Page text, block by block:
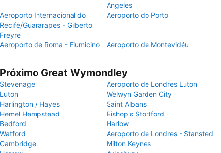
Angeles
Aeroporto Internacional do
Recife/Guararapes - Gilberto
Freyre
Aeroporto do Porto
Aeroporto de Roma - Fiumicino Aeroporto de Montevidéu
Próximo Great Wymondley
Stevenage
Aeroporto de Londres Luton
Luton
Welwyn Garden City
Harlington / Hayes
Saint Albans
Hemel Hempstead
Bishop's Stortford
Bedford
Harlow
Watford
Aeroporto de Londres - Stansted
Cambridge
Milton Keynes